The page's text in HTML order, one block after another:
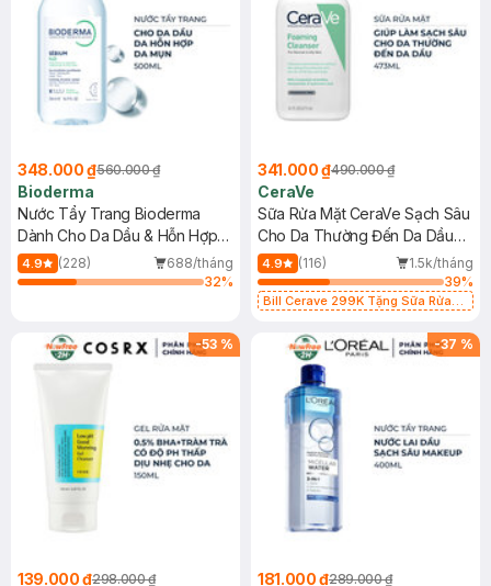
348.000 ₫560.000 ₫
Bioderma
Nước Tẩy Trang Bioderma
Dành Cho Da Dầu & Hỗn Hợp
500ml
4.9 (228)
688/tháng
32%
341.000 ₫490.000 ₫
CeraVe
Sữa Rửa Mặt CeraVe Sạch Sâu
Cho Da Thường Đến Da Dầu
473ml
4.9 (116)
1.5k/tháng
39%
Bill Cerave 299K Tặng Sữa Rửa
-53 %
139.000 ₫298.000 ₫
-37 %
181.000 ₫289.000 ₫